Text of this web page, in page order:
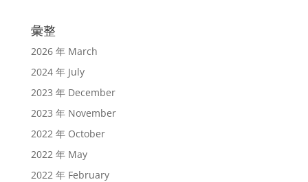
彙整
2026 年 March
2024 年 July
2023 年 December
2023 年 November
2022 年 October
2022 年 May
2022 年 February